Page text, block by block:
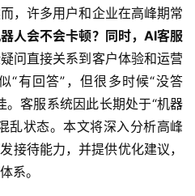
，许多用户和企业在高峰期常
人会不会卡顿？同时，AI客服
问直接关系到客户体验和运营
“有回答”，但很多时候“没答
。客服系统因此长期处于“机器
乱状态。本文将深入分析高峰
接待能力，并提供优化建议，
系。